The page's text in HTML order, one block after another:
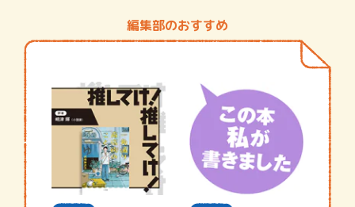
編集部のおすすめ